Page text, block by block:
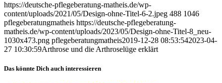
https://deutsche-pflegeberatung-matheis.de/wp-
content/uploads/2021/05/Design-ohne-Titel-6-2.jpeg 488 1046
pflegeberatungmatheis https://deutsche-pflegeberatung-
matheis.de/wp-content/uploads/2023/05/Design-ohne-Titel-8_neu-
1030x473.png pflegeberatungmatheis2019-12-28 08:53:542023-04-
27 10:30:59Arthrose und die Arthroselüge erklärt
Das könnte Dich auch interessieren